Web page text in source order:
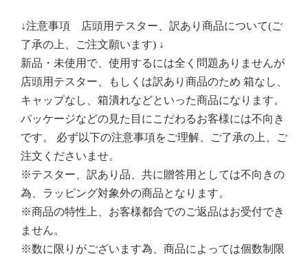
↓注意事項 店頭用テスター、訳あり商品について(ご
了承の上、ご注文願います) ↓
新品・未使用で、使用するには全く問題ありませんが
店頭用テスター、もしくは訳あり商品のため 箱なし、
キャップなし、箱潰れなどといった商品になります。
パッケージなどの見た目にこだわるお客様には不向き
です。 必ず以下の注意事項をご理解、ご了承の上、ご
注文くださいませ。
※テスター、訳あり品、共に贈答用としては不向きの
為、ラッピング対象外の商品となります。
※商品の特性上、お客様都合でのご返品はお受付でき
ません。
※数に限りがございます為、商品によっては個数制限